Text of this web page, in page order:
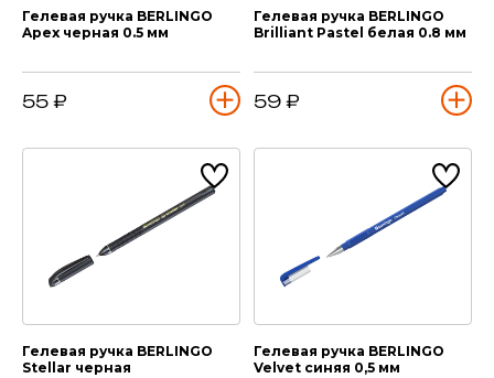
Гелевая ручка BERLINGO
Apex черная 0.5 мм
55 ₽
Гелевая ручка BERLINGO
Brilliant Pastel белая 0.8 мм
59 ₽
Гелевая ручка BERLINGO
Stellar черная
Гелевая ручка BERLINGO
Velvet синяя 0,5 мм